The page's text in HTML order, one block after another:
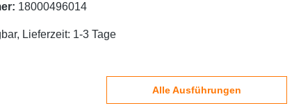
18000496014
Lieferzeit: 1-3 Tage
Alle Ausführungen